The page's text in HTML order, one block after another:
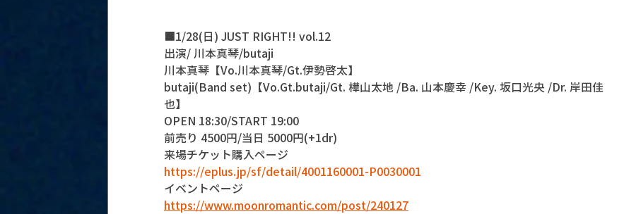
■1/28(日) JUST RIGHT!! vol.12
出演/ 川本真琴/butaji
川本真琴【Vo.川本真琴/Gt.伊勢啓太】
butaji(Band set)【Vo.Gt.butaji/Gt. 樺山太地 /Ba. 山本慶幸 /Key. 坂口光央 /Dr. 岸田佳
也】
OPEN 18:30/START 19:00
前売り 4500円/当日 5000円(+1dr)
来場チケット購入ページ
https://eplus.jp/sf/detail/4001160001-P0030001
イベントページ
https://www.moonromantic.com/post/240127